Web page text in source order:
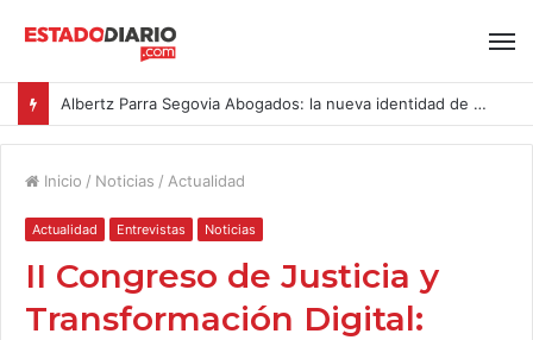
Albertz Parra Segovia Abogados: la nueva identidad de Segovia Consulting
Inicio / Noticias / Actualidad
Actualidad Entrevistas Noticias
II Congreso de Justicia y
Transformación Digital: